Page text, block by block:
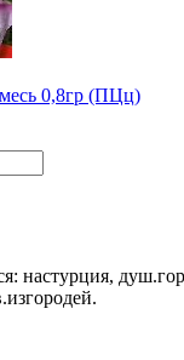
0,8гр (ПЦц)
настурция,